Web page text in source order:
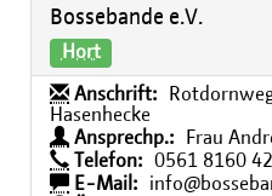
Bossebande e.V.
Hort
Anschrift:
Hasenhecke
Ansprechp.:
Frau
Telefon:
0561 8160
E-Mail: